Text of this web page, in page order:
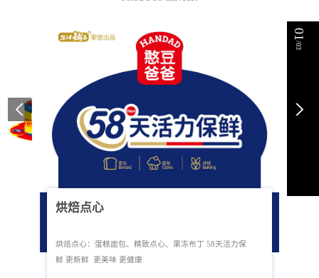
烘焙点心
烘焙点心：蛋糕面包、精致点心、果冻布丁 58天活力保
鲜 更新鲜 更美味 更健康
01
/03